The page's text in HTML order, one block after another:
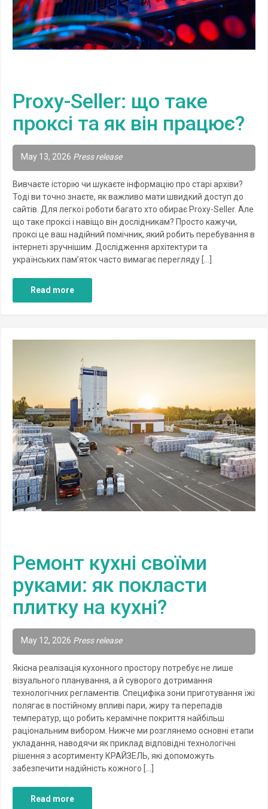
Proxy-Seller: що таке
проксі та як він працює?
May 13, 2026 Press release
Вивчаєте історію чи шукаєте інформацію про старі архіви?
Тоді ви точно знаєте, як важливо мати швидкий доступ до
сайтів. Для легкої роботи багато хто обирає Proxy-Seller. Але
що таке проксі і навіщо він дослідникам? Просто кажучи,
проксі це ваш надійний помічник, який робить перебування в
інтернеті зручнішим. Дослідження архітектури та
українських пам’яток часто вимагає перегляду […]
Read more
Ремонт кухні своїми
руками: як покласти
плитку на кухні?
May 12, 2026 Press release
Якісна реалізація кухонного простору потребує не лише
візуального планування, а й суворого дотримання
технологічних регламентів. Специфіка зони приготування їжі
полягає в постійному впливі пари, жиру та перепадів
температур, що робить керамічне покриття найбільш
раціональним вибором. Нижче ми розглянемо основні етапи
укладання, наводячи як приклад відповідні технологічні
рішення з асортименту КРАЙЗЕЛЬ, які допоможуть
забезпечити надійність кожного […]
Read more